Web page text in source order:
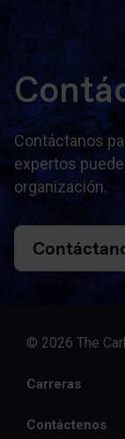
Contáctanos
expertos
organización.
© 2026 The
Carreras
Contáctenos